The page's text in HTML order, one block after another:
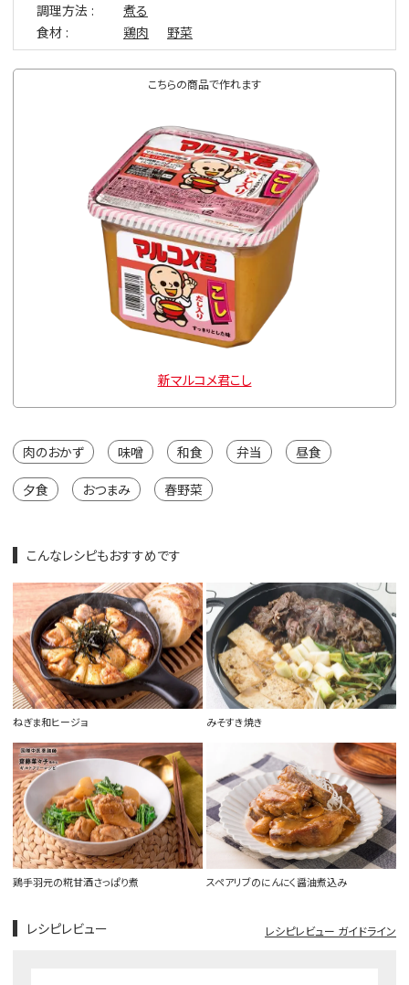
調理方法
煮る
食材
鶏肉 野菜
こちらの商品で作れます
新マルコメ君こし
肉のおかず 味噌 和食 弁当 昼食
夕食 おつまみ 春野菜
こんなレシピもおすすめです
ねぎま和ヒージョ みそすき焼き
鶏手羽元の糀甘酒さっぱり煮 スペアリブのにんにく醤油煮込み
レシピレビュー レシピレビュー ガイドライン